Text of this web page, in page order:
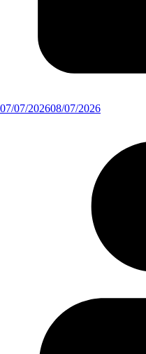
07/07/202608/07/2026